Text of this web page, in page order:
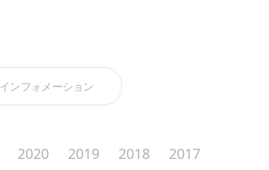
インフォメーション
2020 2019 2018 2017